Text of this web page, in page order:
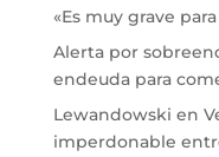
«Es muy grave
Alerta por
endeuda para
Lewandowski en
imperdonable